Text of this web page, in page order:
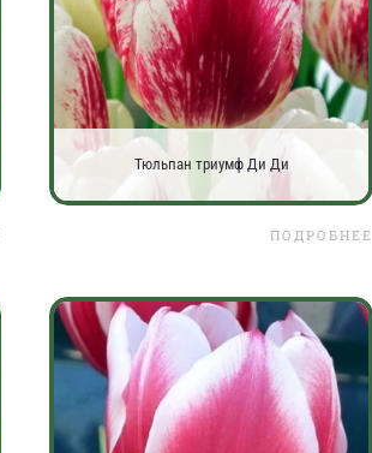
Тюльпан триумф Ди Ди
ПОДРОБНЕЕ